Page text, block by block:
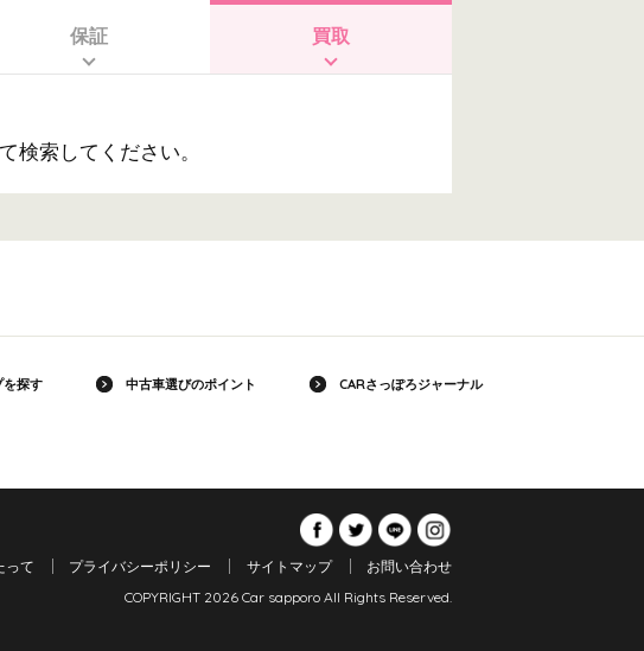
保証 買取
検索してください。
を探す 中古車選びのポイント CARさっぽろジャーナル
って プライバシーポリシー サイトマップ
お問い合わせ
COPYRIGHT 2026 Car sapporo All Rights Reserved.